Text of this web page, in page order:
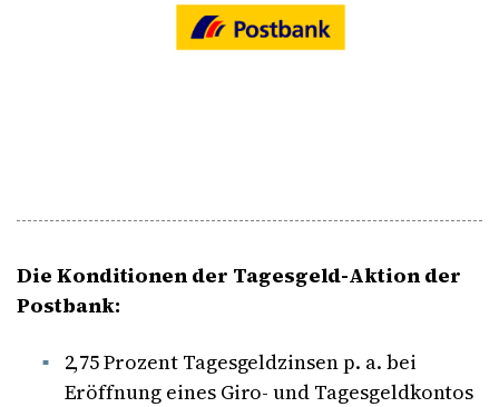
Die Konditionen der Tagesgeld-Aktion der
Postbank:
2,75 Prozent Tagesgeldzinsen p. a. bei
Eröffnung eines Giro- und Tagesgeldkontos